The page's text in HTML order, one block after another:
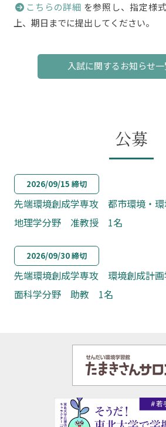
こちらの詳細 を参照し、指定様
上、期日までに提出してください。
入試に関するお知らせ
公募
2026/09/15 締切
先端環境創成学専攻 都市環境・
地理学分野 准教授 1名
2026/09/30 締切
先端環境創成学専攻 環境創成計
面科学分野 助教 1名